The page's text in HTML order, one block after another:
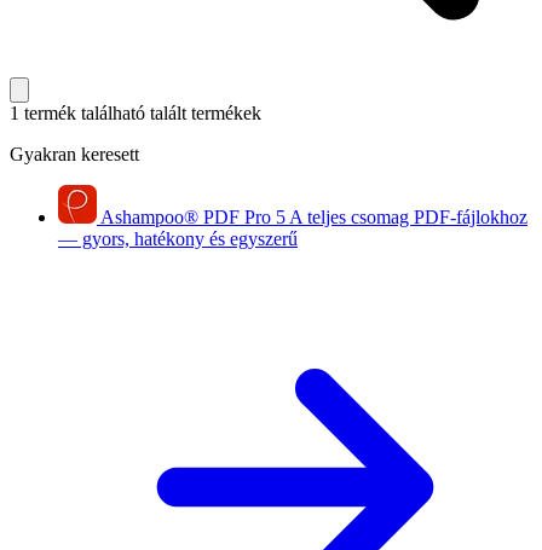
1 termék található talált termékek
Gyakran keresett
Ashampoo® PDF Pro 5 A teljes csomag PDF-fájlokhoz
— gyors, hatékony és egyszerű